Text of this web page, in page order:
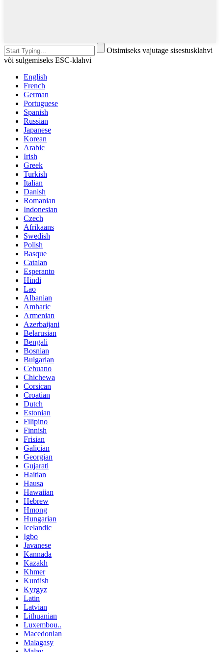
Otsimiseks vajutage sisestusklahvi
või sulgemiseks ESC-klahvi
English
French
German
Portuguese
Spanish
Russian
Japanese
Korean
Arabic
Irish
Greek
Turkish
Italian
Danish
Romanian
Indonesian
Czech
Afrikaans
Swedish
Polish
Basque
Catalan
Esperanto
Hindi
Lao
Albanian
Amharic
Armenian
Azerbaijani
Belarusian
Bengali
Bosnian
Bulgarian
Cebuano
Chichewa
Corsican
Croatian
Dutch
Estonian
Filipino
Finnish
Frisian
Galician
Georgian
Gujarati
Haitian
Hausa
Hawaiian
Hebrew
Hmong
Hungarian
Icelandic
Igbo
Javanese
Kannada
Kazakh
Khmer
Kurdish
Kyrgyz
Latin
Latvian
Lithuanian
Luxembou..
Macedonian
Malagasy